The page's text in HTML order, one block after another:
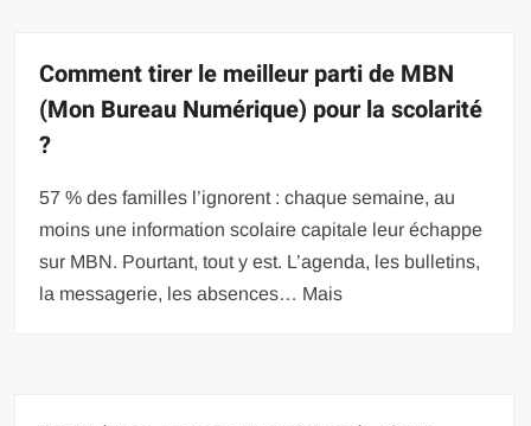
Comment tirer le meilleur parti de MBN
(Mon Bureau Numérique) pour la scolarité
?
57 % des familles l’ignorent : chaque semaine, au
moins une information scolaire capitale leur échappe
sur MBN. Pourtant, tout y est. L’agenda, les bulletins,
la messagerie, les absences… Mais